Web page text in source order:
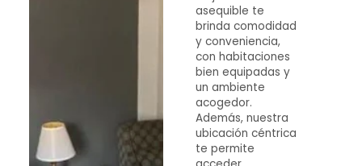
asequible te
brinda comodidad
y conveniencia,
con habitaciones
bien equipadas y
un ambiente
acogedor.
Además, nuestra
ubicación céntrica
te permite